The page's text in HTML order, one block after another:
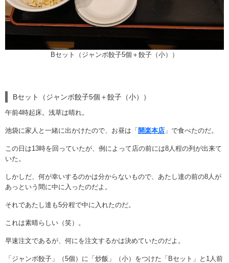
Bセット（ジャンボ餃子5個＋餃子（小））
Bセット（ジャンボ餃子5個＋餃子（小））
午前4時起床。浅草は晴れ。
池袋に家人と一緒に出かけたので、お昼は「 開楽本店 」で食べたのだ。
この日は13時を回っていたが、例によって店の前には8人程の列が出来て
いた。
しかしだ、何が幸いするのかは分からないもので、あたし達の前の8人が
あっという間に中に入ったのだよ。
それであたし達も5分程で中に入れたのだ。
これは素晴らしい（笑）。
早速注文であるが、何にを注文するかは決めていたのだよ。
「ジャンボ餃子」（5個）に「炒飯」（小）をつけた「Bセット」と1人前